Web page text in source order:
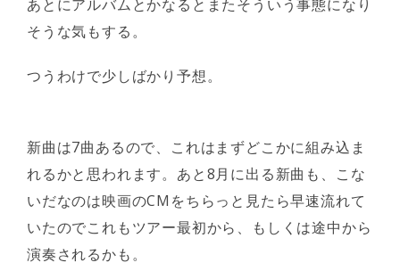
あとにアルバムとかなるとまたそういう事態になり
そうな気もする。
つうわけで少しばかり予想。
新曲は7曲あるので、これはまずどこかに組み込ま
れるかと思われます。あと8月に出る新曲も、こな
いだなのは映画のCMをちらっと見たら早速流れて
いたのでこれもツアー最初から、もしくは途中から
演奏されるかも。